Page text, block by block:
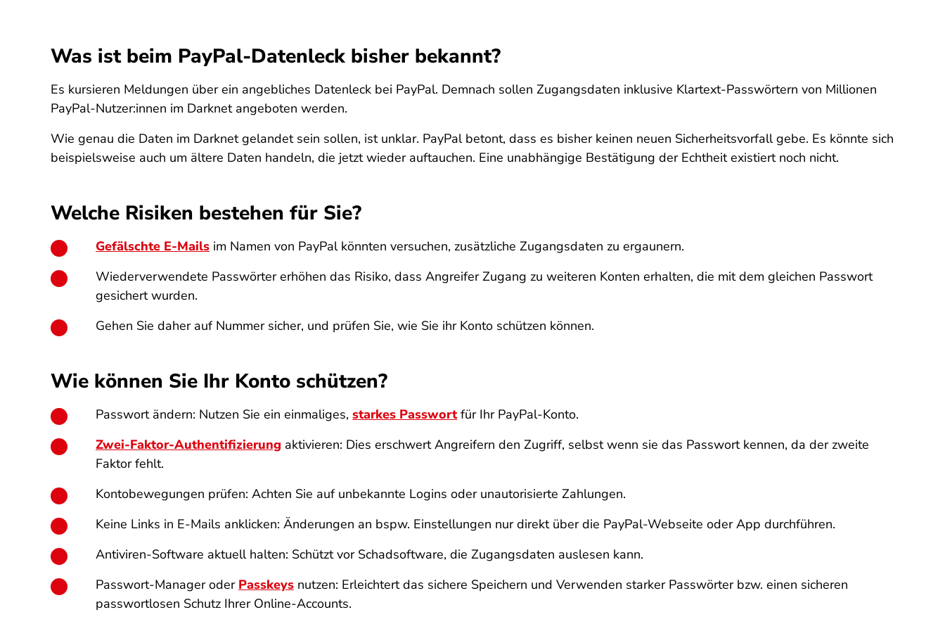
Was ist beim PayPal-Datenleck bisher bekannt?
Es kursieren Meldungen über ein angebliches Datenleck bei PayPal. Demnach sollen Zugangsdaten inklusive Klartext-Passwörtern von Millionen
PayPal-Nutzer:innen im Darknet angeboten werden.
Wie genau die Daten im Darknet gelandet sein sollen, ist unklar. PayPal betont, dass es bisher keinen neuen Sicherheitsvorfall gebe. Es könnte sich
beispielsweise auch um ältere Daten handeln, die jetzt wieder auftauchen. Eine unabhängige Bestätigung der Echtheit existiert noch nicht.
Welche Risiken bestehen für Sie?
Gefälschte E-Mails im Namen von PayPal könnten versuchen, zusätzliche Zugangsdaten zu ergaunern.
Wiederverwendete Passwörter erhöhen das Risiko, dass Angreifer Zugang zu weiteren Konten erhalten, die mit dem gleichen Passwort
gesichert wurden.
Gehen Sie daher auf Nummer sicher, und prüfen Sie, wie Sie ihr Konto schützen können.
Wie können Sie Ihr Konto schützen?
Passwort ändern: Nutzen Sie ein einmaliges, starkes Passwortfür Ihr PayPal-Konto.
Zwei-Faktor-Authentifizierung aktivieren: Dies erschwert Angreifern den Zugriff, selbst wenn sie das Passwort kennen, da der zweite
Faktor fehlt.
Kontobewegungen prüfen: Achten Sie auf unbekannte Logins oder unautorisierte Zahlungen.
Keine Links in E-Mails anklicken: Änderungen an bspw. Einstellungen nur direkt über die PayPal-Webseite oder App durchführen.
Antiviren-Software aktuell halten: Schützt vor Schadsoftware, die Zugangsdaten auslesen kann.
Passwort-Manager oder Passkeys nutzen: Erleichtert das sichere Speichern und Verwenden starker Passwörter bzw. einen sicheren
passwortlosen Schutz Ihrer Online-Accounts.